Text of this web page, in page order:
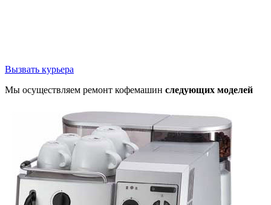
Вызвать курьера
Мы осуществляем ремонт кофемашин следующих моделей